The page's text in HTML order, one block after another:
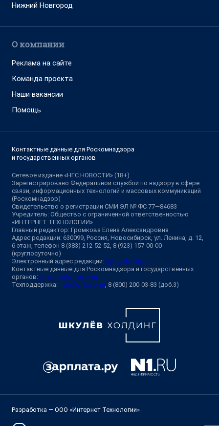
Нижний Новгород
О компании
Реклама на сайте
Команда проекта
Наши вакансии
Помощь
Контактные данные для Роскомнадзора
и государственных органов
Сетевое издание «НГС.НОВОСТИ» (18+)
Зарегистрировано Федеральной службой по надзору в сфере
связи, информационных технологий и массовых коммуникаций
(Роскомнадзор)
Свидетельство о регистрации СМИ ЭЛ № ФС 77—84683
Учредитель: Общество с ограниченной ответственностью
«ИНТЕРНЕТ ТЕХНОЛОГИИ»
Главный редактор: Громкова Елена Александровна
Адрес редакции: 630099, Россия, Новосибирск, ул. Ленина, д. 12,
6 этаж, телефон 8 (383) 212-52-52, 8 (923) 157-00-00
(круглосуточно)
Электронный адрес редакции: ngs@shkulev.ru
Контактные данные для Роскомнадзора и государственных
органов: juristnsk@shkulev.ru
Техподдержка: help@shkulev.ru, 8 (800) 200-03-83 (доб.3)
Разработка — ООО «Интернет Технологии»